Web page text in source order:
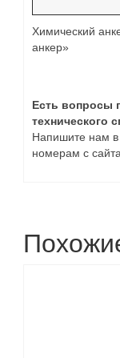
Химический
анкер»
Есть вопросы
технического
Напишите нам в
номерам с сайта.